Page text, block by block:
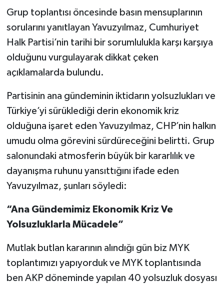
Grup toplantısı öncesinde basın mensuplarının
sorularını yanıtlayan Yavuzyılmaz, Cumhuriyet
Halk Partisi’nin tarihi bir sorumlulukla karşı karşıya
olduğunu vurgulayarak dikkat çeken
açıklamalarda bulundu.
Partisinin ana gündeminin iktidarın yolsuzlukları ve
Türkiye’yi sürüklediği derin ekonomik kriz
olduğuna işaret eden Yavuzyılmaz, CHP’nin halkın
umudu olma görevini sürdüreceğini belirtti. Grup
salonundaki atmosferin büyük bir kararlılık ve
dayanışma ruhunu yansıttığını ifade eden
Yavuzyılmaz, şunları söyledi:
“Ana Gündemimiz Ekonomik Kriz Ve
Yolsuzluklarla Mücadele”
Mutlak butlan kararının alındığı gün biz MYK
toplantımızı yapıyorduk ve MYK toplantısında
ben AKP döneminde yapılan 40 yolsuzluk dosyası
Kültür - Sanat
MAGAZİN
Politika
Röportaj
Sağlık
Spor
Yaşam